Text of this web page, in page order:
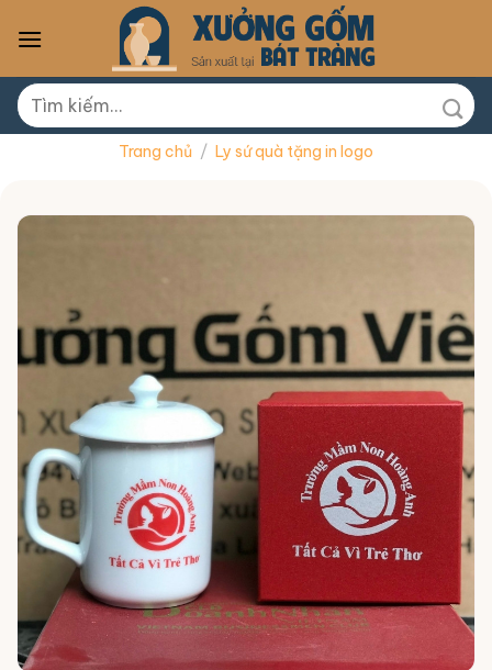
Tìm
kiếm:
Trang chủ / Ly sứ quà tặng in logo